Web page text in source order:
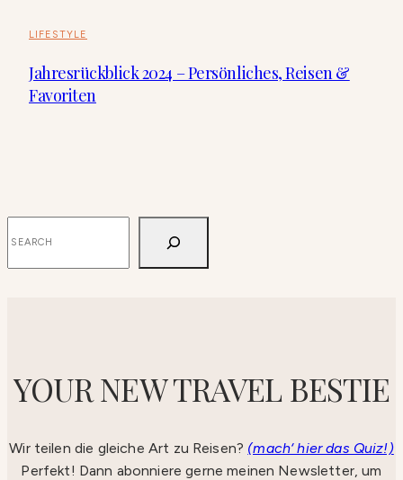
LIFESTYLE
Jahresrückblick 2024 – Persönliches, Reisen &
Favoriten
YOUR NEW TRAVEL BESTIE
Wir teilen die gleiche Art zu Reisen? (mach‘ hier das Quiz!)
Perfekt! Dann abonniere gerne meinen Newsletter, um